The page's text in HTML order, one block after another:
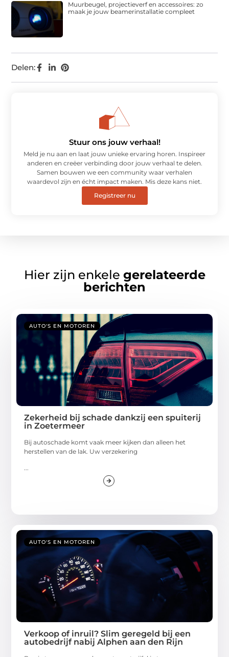
Delen:
Muurbeugel, projectieverf en accessoires: zo
maak je jouw beamerinstallatie compleet
Stuur ons jouw verhaal!
Meld je nu aan en laat jouw unieke ervaring horen. Inspireer
anderen en creëer verbinding door jouw verhaal te delen.
Samen bouwen we een community waar verhalen
waardevol zijn en écht impact maken. Mis deze kans niet.
Registreer nu
Hier zijn enkele gerelateerde
berichten
AUTO'S EN MOTOREN
Zekerheid bij schade dankzij een spuiterij
in Zoetermeer
Bij autoschade komt vaak meer kijken dan alleen het
herstellen van de lak. Uw verzekering
...
AUTO'S EN MOTOREN
Verkoop of inruil? Slim geregeld bij een
autobedrijf nabij Alphen aan den Rijn